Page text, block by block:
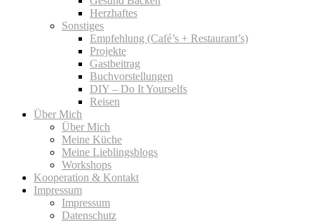
Herzhaftes
Sonstiges
Empfehlung (Café’s + Restaurant’s)
Projekte
Gastbeitrag
Buchvorstellungen
DIY – Do It Yourselfs
Reisen
Über Mich
Über Mich
Meine Küche
Meine Lieblingsblogs
Workshops
Kooperation & Kontakt
Impressum
Impressum
Datenschutz